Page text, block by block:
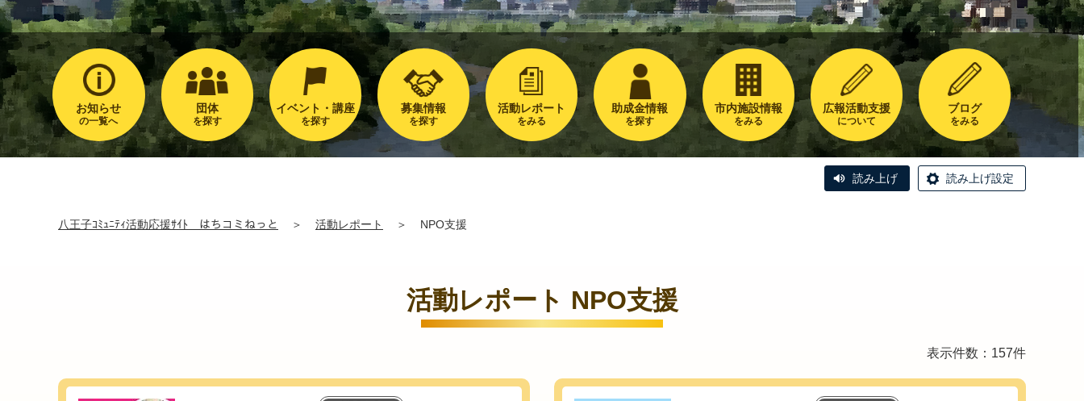
お知らせ
の一覧へ
団体
を探す
イベント・講座
を探す
募集情報
を探す
活動レポート
をみる
助成金情報
を探す
市内施設情報
をみる
広報活動支援
について
ブログ
をみる
読み上げ 読み上げ設定
八王子ｺﾐｭﾆﾃｨ活動応援ｻｲﾄ はちコミねっと ＞ 活動レポート ＞ NPO支援
活動レポート NPO支援
表示件数：157件